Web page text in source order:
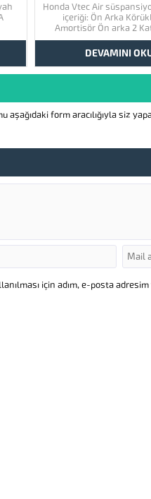
Honda Vtec Air
içeriği: Ön Arka
Amortisör Ön arka 2
Rulmanlı Amortisör
Büyük Kafa Kompresör
Hortum iç dış boyalı özel
Dans Modlu
DEVAMINI
aşağıdaki form aracılığıyla siz
için adım, e-posta